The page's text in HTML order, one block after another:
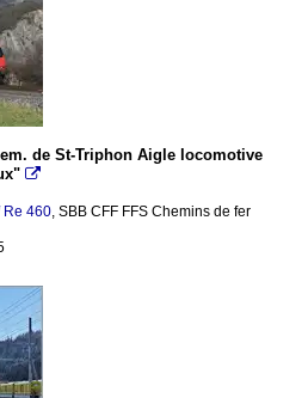
GTW 2/6 - SURF)
- TPC, tansN und CJ (Stadler)
Brünigbahn)
de St-Triphon Aigle locomotive

Re 460, SBB CFF FFS Chemins de fer